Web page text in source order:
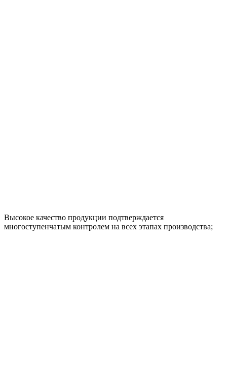
Высокое качество продукции подтверждается
многоступенчатым контролем на всех этапах производства;